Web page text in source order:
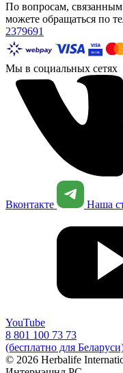
По вопросам,
можете обращаться по
2379691
Мы в социальных сетях
Вконтакте Наша
YouTube
8 801 100 73 73
(бесплатно для
© 2026 Herbalife